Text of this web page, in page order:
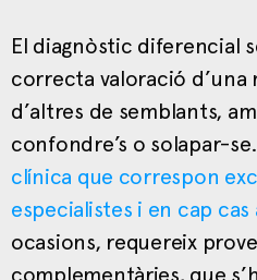
El diagnòstic diferencial
correcta valoració d’una
d’altres de semblants,
confondre’s o solapar-se.
clínica que correspon
especialistes i en cap cas
ocasions, requereix
complementàries, que